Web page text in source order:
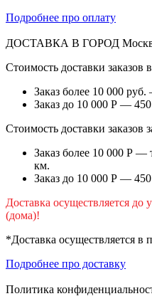
Подробнее про оплату
ДОСТАВКА В ГОРОД
Стоимость доставки
Заказ более 10 000
Заказ до 10 000 Р —
Стоимость доставки
Заказ более 10 000 Р
км.
Заказ до 10 000 Р —
Доставка осуществляется до
(дома)!
*Доставка осуществляется
Подробнее про доставку
Политика